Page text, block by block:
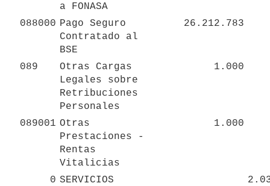
a FONASA
088000 Pago Seguro
Contratado al
BSE
26.212.783
089
Otras Cargas
Legales sobre
Retribuciones
Personales
1.000
089001 Otras
Prestaciones -
Rentas
Vitalicias
1.000
0 SERVICIOS